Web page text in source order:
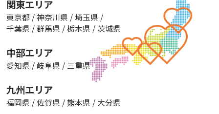
関東エリア
東京都 /神奈川県 /埼玉県 /
千葉県 /群馬県 /栃木県 /茨城県
中部エリア
愛知県 / 岐阜県 / 三重県
九州エリア
福岡県 /佐賀県 /熊本県 / 大分県